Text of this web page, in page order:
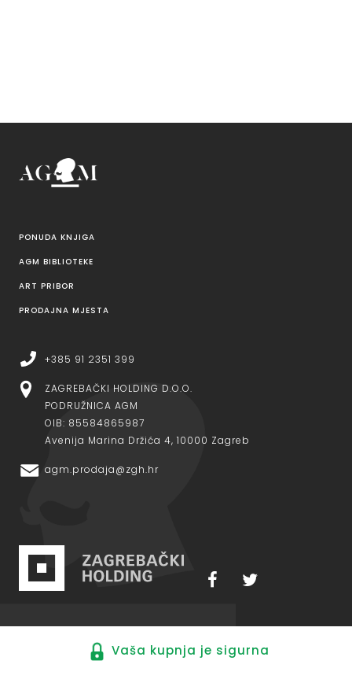
PONUDA KNJIGA
AGM BIBLIOTEKE
ART PRIBOR
PRODAJNA MJESTA
+385 91 2351 399
ZAGREBAČKI HOLDING D.O.O.
PODRUŽNICA AGM
OIB: 85584865987
Avenija Marina Držića 4, 10000 Zagreb
agm.prodaja@zgh.hr
Vaša kupnja je sigurna